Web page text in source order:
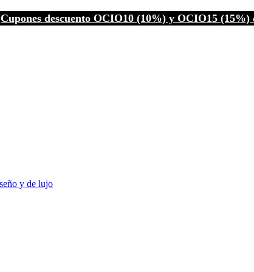
Cupones descuento OCIO10 (10%) y OCIO15